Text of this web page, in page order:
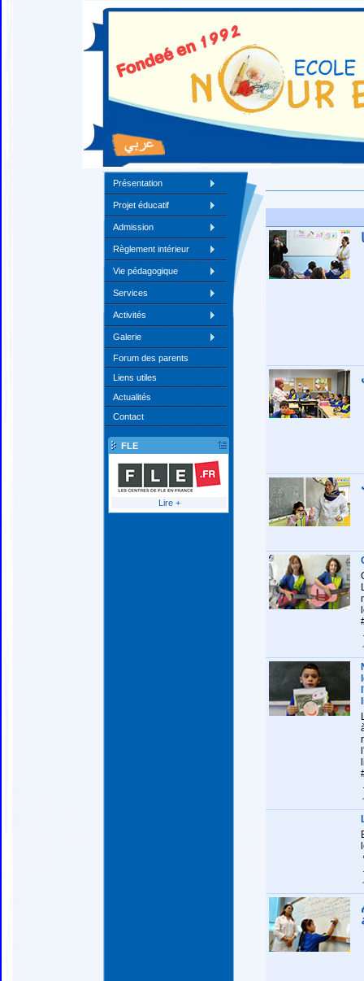
Présentation
Projet éducatif
Admission
Règlement intérieur
Vie pédagogique
Services
Activités
Galerie
Forum des parents
Liens utiles
Actualités
Contact
FLE
Lire +